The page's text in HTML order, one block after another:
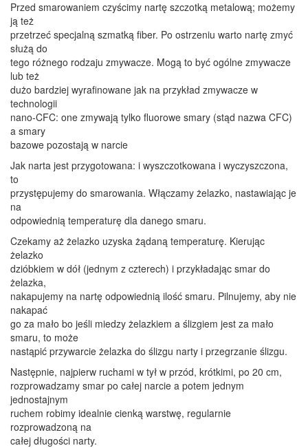
Przed smarowaniem czyścimy nartę szczotką metalową; możemy
ją też
przetrzeć specjalną szmatką fiber. Po ostrzeniu warto nartę zmyć
służą do
tego różnego rodzaju zmywacze. Mogą to być ogólne zmywacze
lub też
dużo bardziej wyrafinowane jak na przykład zmywacze w
technologii
nano-CFC: one zmywają tylko fluorowe smary (stąd nazwa CFC)
a smary
bazowe pozostają w narcie
Jak narta jest przygotowana: i wyszczotkowana i wyczyszczona,
to
przystępujemy do smarowania. Włączamy żelazko, nastawiając je
na
odpowiednią temperaturę dla danego smaru.
Czekamy aż żelazko uzyska żądaną temperaturę. Kierując
żelazko
dzióbkiem w dół (jednym z czterech) i przykładając smar do
żelazka,
nakapujemy na nartę odpowiednią ilość smaru. Pilnujemy, aby nie
nakapać
go za mało bo jeśli miedzy żelazkiem a ślizgiem jest za mało
smaru, to może
nastąpić przywarcie żelazka do ślizgu narty i przegrzanie ślizgu.
Następnie, najpierw ruchami w tył w przód, krótkimi, po 20 cm,
rozprowadzamy smar po całej narcie a potem jednym
jednostajnym
ruchem robimy idealnie cienką warstwę, regularnie
rozprowadzoną na
całej długości narty.